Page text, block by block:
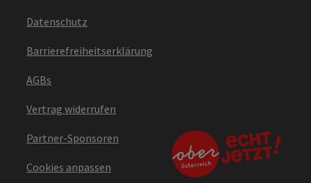
Datenschutz
Barrierefreiheitserklärung
AGBs
Vertrag widerrufen
Partner-Sponsoren
Cookies anpassen